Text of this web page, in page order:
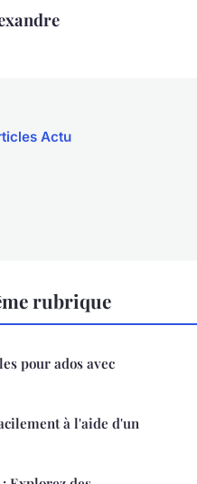
Actu
rubrique
pour ados avec
à l'aide d'un